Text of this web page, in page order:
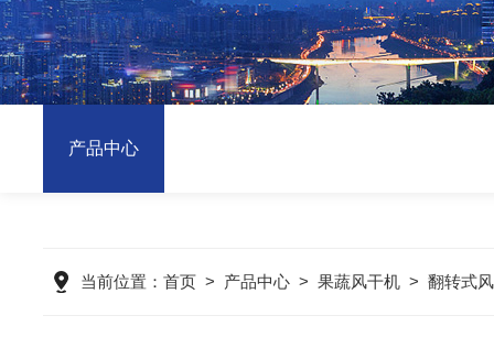
产品中心
当前位置： 首页 > 产品中心 > 果蔬风干机 > 翻转式